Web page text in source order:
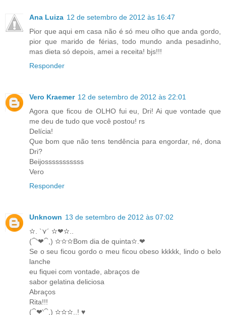
Ana Luiza 12 de setembro de 2012 às 16:47
Pior que aqui em casa não é só meu olho que anda gordo,
pior que marido de férias, todo mundo anda pesadinho,
mas dieta só depois, amei a receita! bjs!!!
Responder
Vero Kraemer 12 de setembro de 2012 às 22:01
Agora que ficou de OLHO fui eu, Dri! Ai que vontade que
me deu de tudo que você postou! rs
Delícia!
Que bom que não tens tendência para engordar, né, dona
Dri?
Beijosssssssssss
Vero
Responder
Unknown 13 de setembro de 2012 às 07:02
✫. `⋎´ ✫❤✫..
(⁀‵❤⁀,) ✫✫✫Bom dia de quinta✫.❤
Se o seu ficou gordo o meu ficou obeso kkkkk, lindo o belo
lanche
eu fiquei com vontade, abraços de
sabor gelatina deliciosa
Abraços
Rita!!!
(⁀❤‵⁀,) ✫✫✫..! ♥